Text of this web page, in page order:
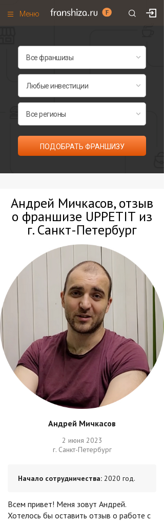
Меню
Франшизы по категориям
ПОДОБРАТЬ ФРАНШИЗУ
Андрей Мичкасов, отзыв
о франшизе UPPETIT из
г. Санкт-Петербург
Андрей Мичкасов
2 июня 2023
г. Санкт-Петербург
Начало сотрудничества: 2020 год.
Всем привет! Меня зовут Андрей.
Хотелось бы оставить отзыв о работе с